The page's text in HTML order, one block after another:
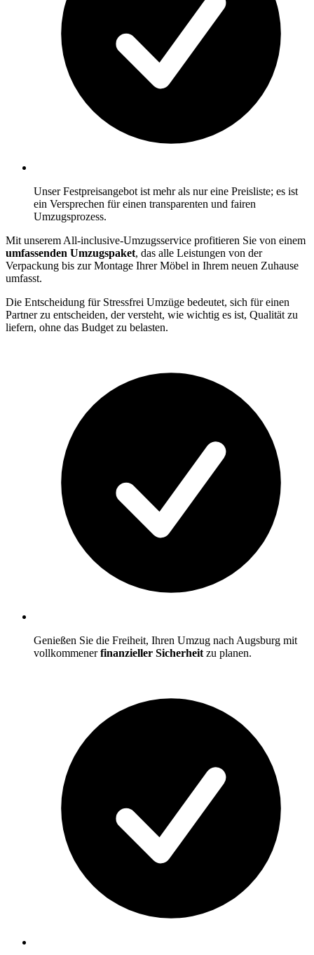
Unser Festpreisangebot ist mehr als nur eine Preisliste; es ist
ein Versprechen für einen transparenten und fairen
Umzugsprozess.
Mit unserem All-inclusive-Umzugsservice profitieren Sie von einem
umfassenden Umzugspaket, das alle Leistungen von der
Verpackung bis zur Montage Ihrer Möbel in Ihrem neuen Zuhause
umfasst.
Die Entscheidung für Stressfrei Umzüge bedeutet, sich für einen
Partner zu entscheiden, der versteht, wie wichtig es ist, Qualität zu
liefern, ohne das Budget zu belasten.
Genießen Sie die Freiheit, Ihren Umzug nach Augsburg mit
vollkommenerfinanzieller Sicherheit zu planen.